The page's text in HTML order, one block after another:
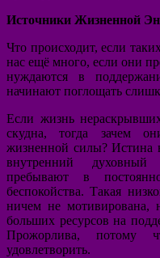
Источники Жизненной
Что происходит, если
нас ещё много, если они
нуждаются в
начинают поглощать
Если жизнь
скудна, тогда зачем
жизненной силы? Истина
внутренний духовный
пребывают в
беспокойства. Такая
ничем не мотивирована,
больших ресурсов на
Прожорлива, потому
удовлетворить.